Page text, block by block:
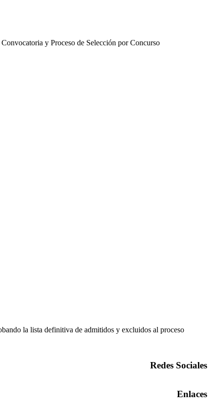
y Proceso de Selección por Concurso
la lista definitiva de admitidos y excluidos al proceso
Redes Sociales
Enlaces